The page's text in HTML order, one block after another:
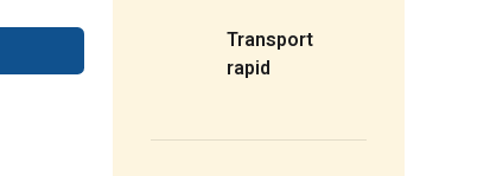
Transport
rapid